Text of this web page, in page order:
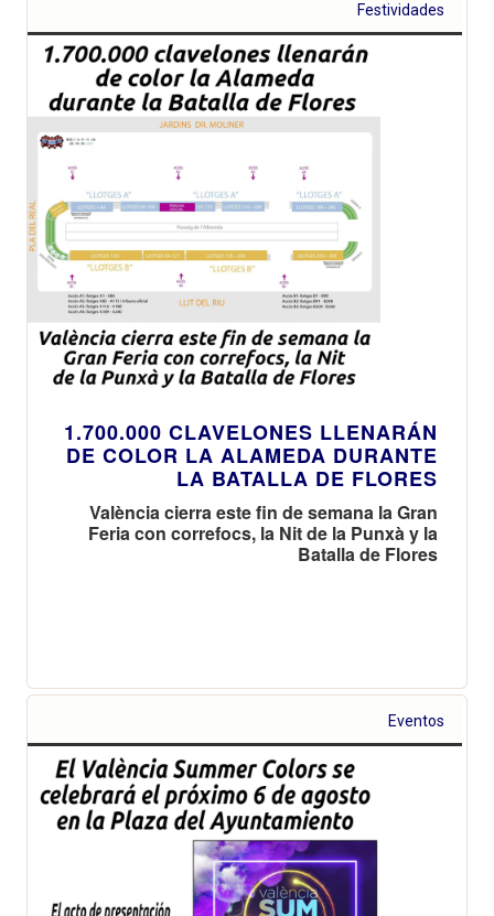
Festividades
1.700.000 CLAVELONES LLENARÁN
DE COLOR LA ALAMEDA DURANTE
LA BATALLA DE FLORES
València cierra este fin de semana la Gran
Feria con correfocs, la Nit de la Punxà y la
Batalla de Flores
Eventos